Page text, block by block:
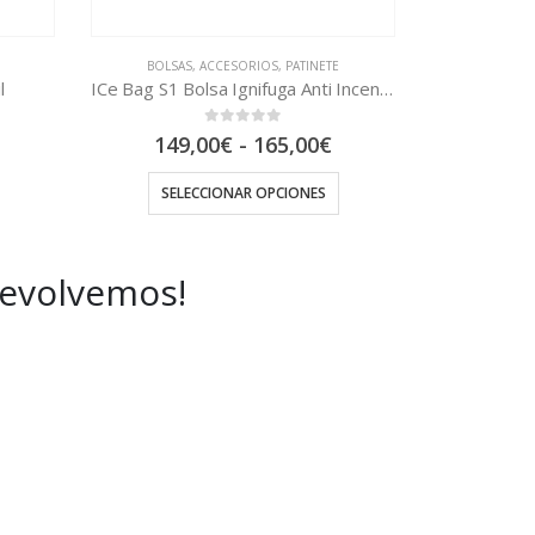
BOLSAS, ACCESORIOS, PATINETE
ICe Bag S1 Bolsa Ignifuga Anti Incendios Para Transporte y Almacenaje
0out of 5
149,00€ - 165,00€Rango
de
desde
SELECCIONAR OPCIONES